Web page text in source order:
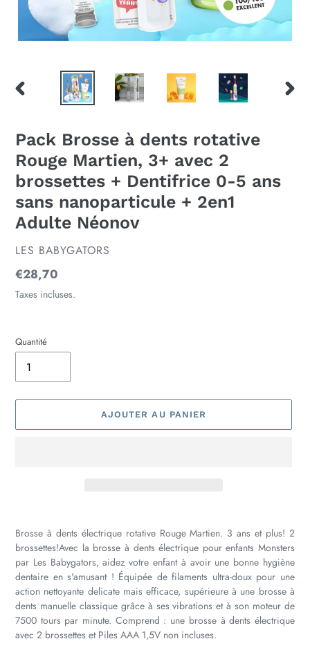
DIAPOSITIVE
Pack Brosse à dents rotative
Rouge Martien, 3+ avec 2
brossettes + Dentifrice 0-5 ans
sans nanoparticule + 2en1
Adulte Néonov
DISTRIBUTEUR
LES BABYGATORS
Prix
normal
€28,70
Taxes incluses.
Quantité
AJOUTER AU PANIER
d'un
produit
à
votre
panier
Brosse à dents électrique rotative Rouge Martien. 3 ans et plus! 2
brossettes!Avec la brosse à dents électrique pour enfants Monsters
par Les Babygators, aidez votre enfant à avoir une bonne hygiène
dentaire en s'amusant ! Équipée de filaments ultra-doux pour une
action nettoyante delicate mais efficace, supérieure à une brosse à
dents manuelle classique grâce à ses vibrations et à son moteur de
7500 tours par minute. Comprend : une brosse à dents électrique
avec 2 brossettes et Piles AAA 1,5V non incluses.